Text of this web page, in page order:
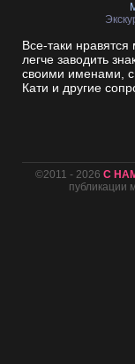
Все-таки
легче заводить
своими именами,
Кати и другие
©2011 - 2026 С
публикации